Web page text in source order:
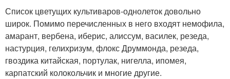
Список цветущих культиваров-однолеток довольно
широк. Помимо перечисленных в него входят немофила,
амарант, вербена, иберис, алиссум, василек, резеда,
настурция, гелихризум, флокс Друммонда, резеда,
гвоздика китайская, портулак, нигелла, ипомея,
карпатский колокольчик и многие другие.